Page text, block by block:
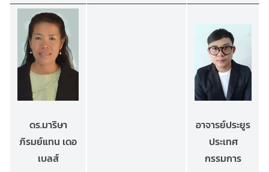
ดร.มาริษา
ภิรมย์แทน เดอ
เบลส์
อาจารย์ประยูร
ประเทศ
กรรมการ